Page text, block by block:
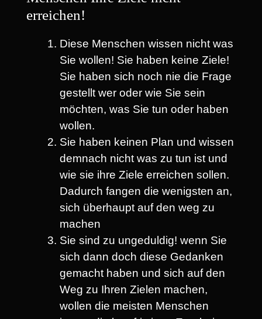
erreichen!
Diese Menschen wissen nicht was
Sie wollen! Sie haben keine Ziele!
Sie haben sich noch nie die Frage
gestellt wer oder wie Sie sein
möchten, was Sie tun oder haben
wollen.
Sie haben keinen Plan und wissen
demnach nicht was zu tun ist und
wie sie ihre Ziele erreichen sollen.
Dadurch fangen die wenigsten an,
sich überhaupt auf den weg zu
machen
Sie sind zu ungeduldig! wenn Sie
sich dann doch diese Gedanken
gemacht haben und sich auf den
Weg zu Ihren Zielen machen,
wollen die meisten Menschen